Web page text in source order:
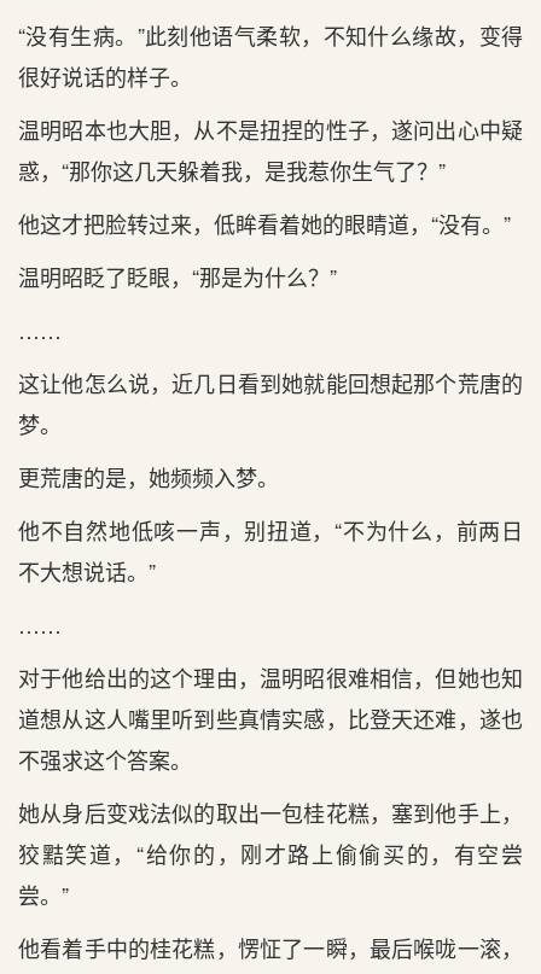
“没有生病。”此刻他语气柔软，不知什么缘故，变得
很好说话的样子。
温明昭本也大胆，从不是扭捏的性子，遂问出心中疑
惑，“那你这几天躲着我，是我惹你生气了？”
他这才把脸转过来，低眸看着她的眼睛道，“没有。”
温明昭眨了眨眼，“那是为什么？”
……
这让他怎么说，近几日看到她就能回想起那个荒唐的
梦。
更荒唐的是，她频频入梦。
他不自然地低咳一声，别扭道，“不为什么，前两日
不大想说话。”
……
对于他给出的这个理由，温明昭很难相信，但她也知
道想从这人嘴里听到些真情实感，比登天还难，遂也
不强求这个答案。
她从身后变戏法似的取出一包桂花糕，塞到他手上，
狡黠笑道，“给你的，刚才路上偷偷买的，有空尝
尝。”
他看着手中的桂花糕，愣怔了一瞬，最后喉咙一滚，